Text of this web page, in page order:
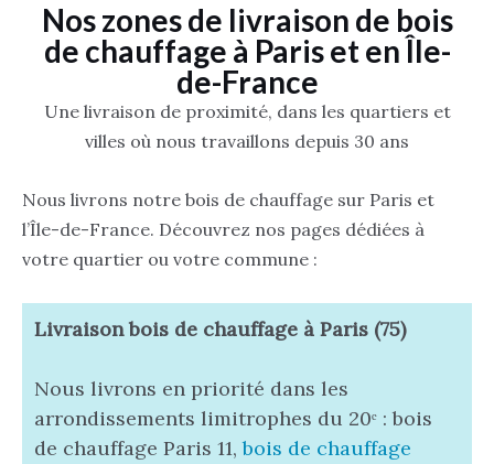
Nos zones de livraison de bois
de chauffage à Paris et en Île-
de-France
Une livraison de proximité, dans les quartiers et
villes où nous travaillons depuis 30 ans
Nous livrons notre bois de chauffage sur Paris et
l’Île-de-France. Découvrez nos pages dédiées à
votre quartier ou votre commune :
Livraison bois de chauffage à Paris (75)
Nous livrons en priorité dans les
arrondissements limitrophes du 20ᵉ : bois
de chauffage Paris 11,bois de chauffage